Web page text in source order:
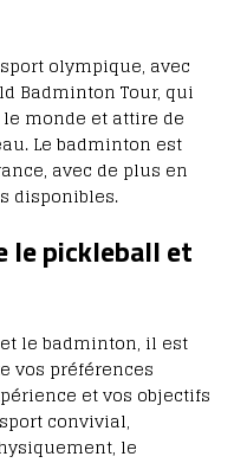
olympique, avec
Badminton Tour, qui
monde et attire de
Le badminton est
avec de plus en
disponibles.
le pickleball et
le badminton, il est
vos préférences
et vos objectifs
convivial,
le